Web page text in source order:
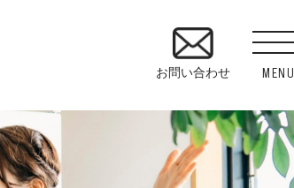
お問い合わせ MENU